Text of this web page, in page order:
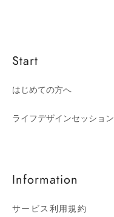
Start
はじめての方へ
ライフデザインセッション
Information
サービス利用規約